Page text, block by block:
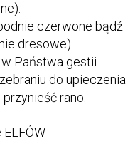
czerwone bądź
dresowe).
Państwa gestii.
do upieczenia
rano.